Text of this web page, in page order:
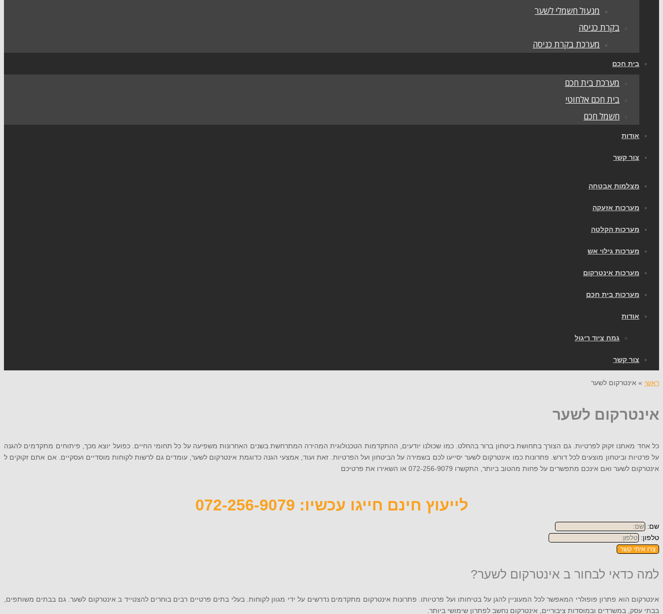
מנעול חשמלי לשער
בקרת כניסה
מערכת בקרת כניסה
בית חכם
מערכת בית חכם
בית חכם אלחוטי
חשמל חכם
אודות
צור קשר
מצלמות אבטחה
מערכות אזעקה
מערכות הקלטה
מערכות גילוי אש
מערכות אינטרקום
מערכות בית חכם
אודות
גמח ציוד ריגול
צור קשר
ראשי » אינטרקום לשער
אינטרקום לשער
כל אחד מאתנו זקוק לפרטיות. גם הצורך בתחושת ביטחון ברור בהחלט. כמו שכולנו יודעים, ההתקדמות הטכנולוגית המהירה המתרחשת בשנים האחרונות משפיעה על כל תחומי החיים. כפועל יוצא מכך, פיתוחים מתקדמים להגנה
על פרטיות וביטחון מוצעים לכל דורש. פתרונות כמו אינטרקום לשער יסייעו לכם בשמירה על הביטחון ועל הפרטיות. זאת ועוד, אמצעי הגנה כדוגמת אינטרקום לשער, עומדים גם לרשות לקוחות מוסדיים ועסקיים. אם אתם זקוקים ל
אינטרקום לשער ואם אינכם מתפשרים על פחות מהטוב ביותר, התקשרו 072-256-9079 או השאירו את פרטיכם
לייעוץ חינם חייגו עכשיו: 072-256-9079
שם:
טלפון:
צרו איתי קשר
למה כדאי לבחור ב אינטרקום לשער?
אינטרקום הוא פתרון פופולרי המאפשר לכל המעוניין להגן על בטיחותו ועל פרטיותו. פתרונות אינטרקום מתקדמים נדרשים על ידי מגוון לקוחות. בעלי בתים פרטיים רבים בוחרים להצטייד ב אינטרקום לשער. גם בבתים משותפים,
בבתי עסק, במשרדים ובמוסדות ציבוריים, אינטרקום נחשב לפתרון שימושי ביותר.